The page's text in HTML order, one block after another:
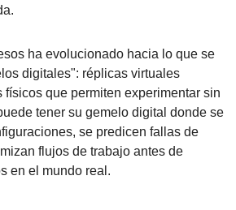
ha evolucionado hacia lo que se
digitales": réplicas virtuales
físicos que permiten experimentar sin
tener su gemelo digital donde se
se predicen fallas de
flujos de trabajo antes de
en el mundo real.